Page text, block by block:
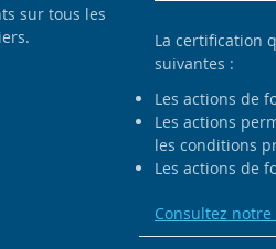
sur tous les
La certification
suivantes :
Les actions de
Les actions
les conditions
Les actions de
Consultez